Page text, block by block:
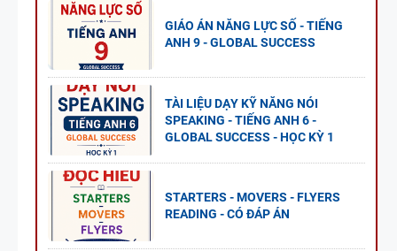
GIÁO ÁN NĂNG LỰC SỐ - TIẾNG
ANH 9 - GLOBAL SUCCESS
TÀI LIỆU DẠY KỸ NĂNG NÓI
SPEAKING - TIẾNG ANH 6 -
GLOBAL SUCCESS - HỌC KỲ 1
STARTERS - MOVERS - FLYERS
READING - CÓ ĐÁP ÁN